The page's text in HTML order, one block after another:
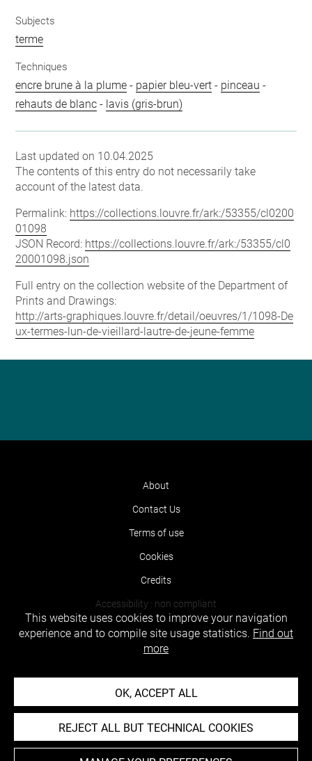
Subjects
terme
Techniques
encre brune à la plume - papier bleu-vert - pinceau -
rehauts de blanc - lavis (gris-brun)
Last updated on 10.04.2025
The contents of this entry do not necessarily take
account of the latest data.
Permalink: https://collections.louvre.fr/ark:/53355/cl0200
01098
JSON Record: https://collections.louvre.fr/ark:/53355/cl0
20001098.json
Full entry on the collection website of the Department of
Prints and Drawings:
http://arts-graphiques.louvre.fr/detail/oeuvres/1/1098-De
ux-termes-lun-de-vieillard-lautre-de-jeune-femme
About
Contact Us
Terms of use
Cookies
Credits
Accessibility : non compliant
This website uses cookies to improve your navigation
experience and to compile site usage statistics. Find out
more
OK, ACCEPT ALL
REJECT ALL BUT TECHNICAL COOKIES